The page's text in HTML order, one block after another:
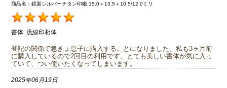
商品名：鏡面シルバーチタン印鑑 15.0＋13.5＋10.5/12.0ミリ
書体: 流線印相体
登記の関係で急きょ息子に購入することになりました。私も3ヶ月前
に購入しているので2回目の利用です。とても美しい書体が気に入っ
ていて、つい使いたくなってしまいます。
2025年06月19日